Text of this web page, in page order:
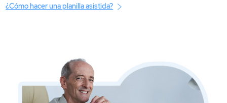
¿Cómo hacer una planilla asistida?